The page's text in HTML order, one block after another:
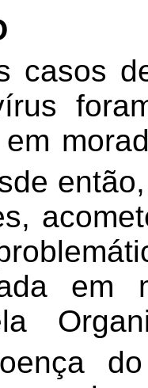
casos
em
do